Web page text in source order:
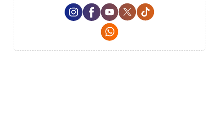
Instagram Social Media
Facebook Social Media
Youtube Social Media
Twitter Social Media
Tiktok Social